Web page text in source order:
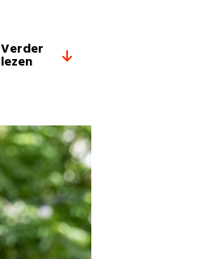
Verder
lezen